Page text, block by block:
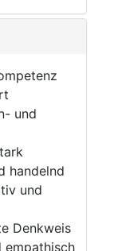
und
handelnd
und
Denkweis
empathisch